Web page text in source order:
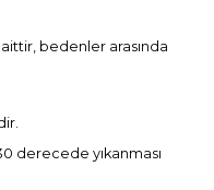
bedenler arasında
derecede yıkanması